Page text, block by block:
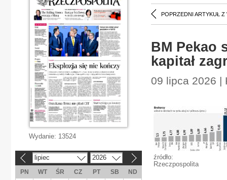
POPRZEDNI ARTYKUŁ Z
BM Pekao
kapitał
09 lipca 2026 |
źródło:
Rzeczpospolita
Wydanie: 13524
lipiec 2026
PN WT ŚR CZ PT SB
ND